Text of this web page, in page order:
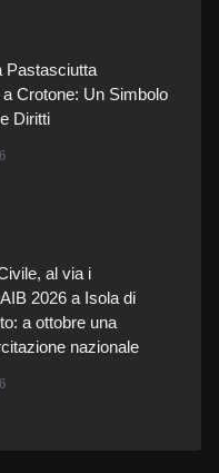
Pastasciutta
Crotone: Un Simbolo
Diritti
al via i
2026 a Isola di
a ottobre una
nazionale